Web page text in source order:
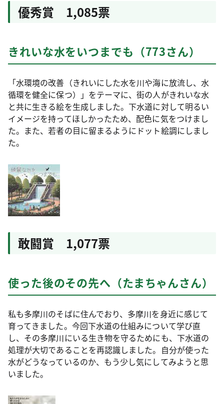
優秀賞 1,085票
きれいな水をいつまでも（773さん）
「水環境の改善（きれいにした水を川や海に放流し、水
循環を健全に保つ）」をテーマに、街の人がきれいな水
と共に生きる絵を生成しました。下水道に対して明るい
イメージを持ってほしかったため、配色に気をつけまし
た。また、若者の目に留まるようにドット絵調にしまし
た。
敢闘賞 1,077票
使った後のその先へ（たまちゃんさん）
私も多摩川のそばに住んでおり、多摩川を身近に感じて
育ってきました。今回下水道の仕組みについて学び直
し、その多摩川にいる生き物を守るためにも、下水道の
処理が大切であることを再認識しました。自分が使った
水がどうなっているのか、もう少し気にしてみようと思
いました。